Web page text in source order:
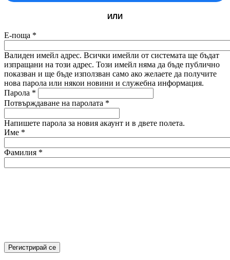
ИЛИ
Е-поща *
Валиден имейл адрес. Всички имейли от системата ще бъдат
изпращани на този адрес. Този имейл няма да бъде публично
показван и ще бъде използван само ако желаете да получите
нова парола или някои новини и служебна информация.
Парола *
Потвърждаване на паролата *
Напишете парола за новия акаунт и в двете полета.
Име *
Фамилия *